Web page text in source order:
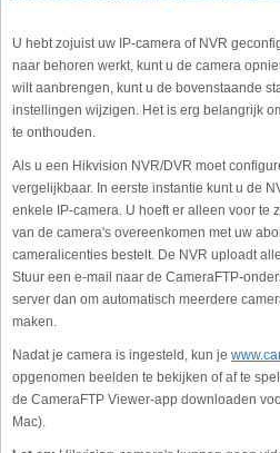
U hebt zojuist uw IP-camera of NVR
naar behoren werkt, kunt u de camera
wilt aanbrengen, kunt u de bovenstaande
instellingen wijzigen. Het is erg belangrijk
te onthouden.
Als u een Hikvision NVR/DVR moet
vergelijkbaar. In eerste instantie kunt u de
enkele IP-camera. U hoeft er alleen voor te
van de camera's overeenkomen met uw
cameralicenties bestelt. De NVR uploadt
Stuur een e-mail naar de CameraFTP-
server dan om automatisch meerdere
maken.
Nadat je camera is ingesteld, kun je
opgenomen beelden te bekijken of af te
de CameraFTP Viewer-app downloaden
Mac).